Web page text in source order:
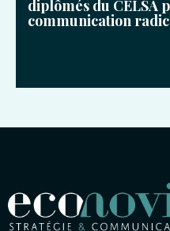
diplômés du CELSA
communication